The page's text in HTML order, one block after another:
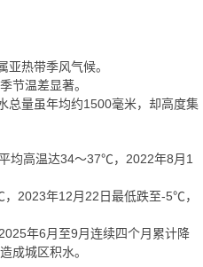
亚热带季风气候。
节温差显著。
总量虽年均约1500毫米，却高度集
均高温达34～37℃，2022年8月1
2023年12月22日最低跌至-5℃，
年6月至9月连续四个月累计降
成城区积水。